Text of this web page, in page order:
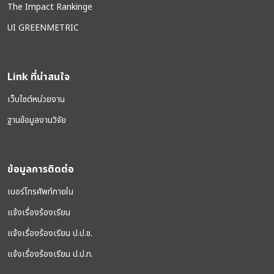
The Impact Rankinge
UI GREENMETRIC
Link ที่น่าสนใจ
เว็บไซต์หน่วยงาน
ฐานข้อมูลงานวิจัย
ข้อมูลการติดต่อ
เบอร์โทรศัพท์ภายใน
แจ้งเรื่องร้องเรียน
แจ้งเรื่องร้องเรียน ป.ป.ช.
แจ้งเรื่องร้องเรียน ป.ป.ท.